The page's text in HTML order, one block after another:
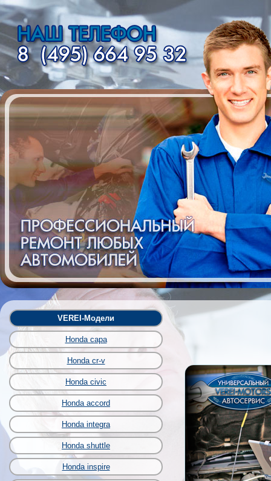
VEREI-Модели
Honda capa
Honda cr-v
Honda civic
Honda accord
Honda integra
Honda shuttle
Honda inspire